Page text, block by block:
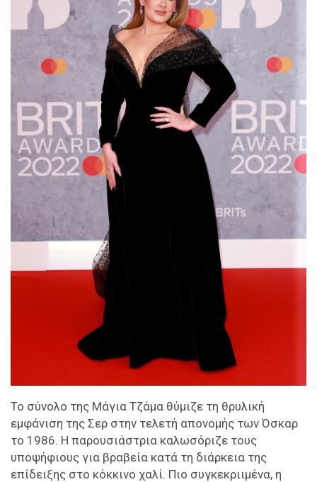
Το σύνολο της Μάγια Τζάμα θύμιζε τη θρυλική
εμφάνιση της Σερ στην τελετή απονομής των Όσκαρ
το 1986. Η παρουσιάστρια καλωσόριζε τους
υποψήφιους για βραβεία κατά τη διάρκεια της
επίδειξης στο κόκκινο χαλί. Πιο συγκεκριιμένα, η